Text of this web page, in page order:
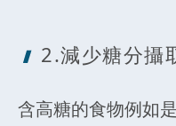
2.減少糖分攝
含高糖的食物例如